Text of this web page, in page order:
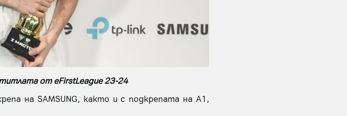
титлата от eFirstLeague 23-24
на SAMSUNG, както и с подкрепата на А1,